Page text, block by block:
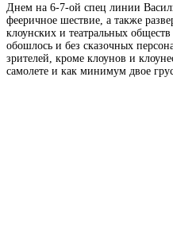
Днем на 6-7-ой спец линии
фееричное шествие, а также
клоунских и театральных
обошлось и без сказочных
зрителей, кроме клоунов и
самолете и как минимум двое